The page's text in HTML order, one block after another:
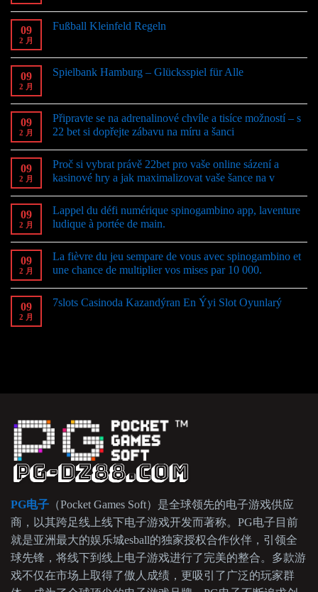
09
2 月
Fußball Kleinfeld Regeln
09
2 月
Spielbank Hamburg – Glücksspiel für Alle
09
2 月
Připravte se na adrenalinové chvíle a tisíce možností – s
22 bet si dopřejte zábavu na míru a šanci
09
2 月
Proč si vybrat právě 22bet pro vaše online sázení a
kasinové hry a jak maximalizovat vaše šance na v
09
2 月
Lappel du défi numérique spinogambino app, laventure
ludique à portée de main.
09
2 月
La fièvre du jeu sempare de vous avec spinogambino et
une chance de multiplier vos mises par 10 000.
09
2 月
7slots Casinoda Kazandýran En Ýyi Slot Oyunlarý
PG电子 （Pocket Games Soft）是全球领先的电子游戏供应
商，以其跨足线上线下电子游戏开发而著称。PG电子目前
就是亚洲最大的娱乐城esball的独家授权合作伙伴，引领全
球先锋，将线下到线上电子游戏进行了完美的整合。多款游
戏不仅在市场上取得了傲人成绩，更吸引了广泛的玩家群